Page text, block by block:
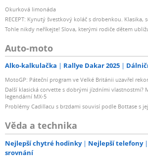
Okurková limonáda
RECEPT: Kynutý švestkový koláč s drobenkou. Klasika,
Tohle nikdy neříkejte! Slova, kterými rodiče dětem
Auto-moto
Alko-kalkulačka Rallye Dakar 2025
MotoGP: Páteční program ve Velké Británii uzavřel
Další klasická corvette s dobrými jízdními vlastnostmi?
legendární MX-5
Problémy Cadillacu s brzdami souvisí podle Bottase s
Věda a technika
Nejlepší chytré hodinky Nejlepší telefony
srovnání